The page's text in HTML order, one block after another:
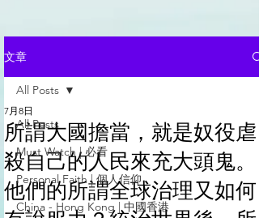
文章
All Posts
Must Watch | 必看
Personal Faith | 個人信仰
China - Hong Kong | 中國香港
All Posts
所謂大國擔當，就是奴役虐
殺自己的人民來充大頭鬼。
他們的所謂全球治理又如何
7月8日